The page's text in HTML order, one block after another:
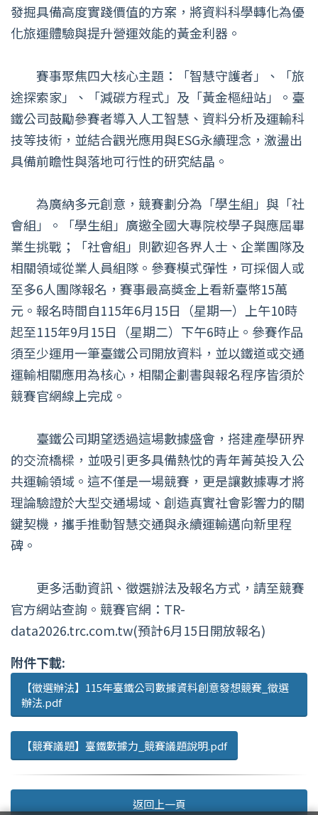
發掘具備高度實踐價值的方案，將資料科學轉化為優
化旅運體驗與提升營運效能的黃金利器。
賽事聚焦四大核心主題：「智慧守護者」、「旅
途探索家」、「減碳方程式」及「黃金樞紐站」。臺
鐵公司鼓勵參賽者導入人工智慧、資料分析及運輸科
技等技術，並結合觀光應用與ESG永續理念，激盪出
具備前瞻性與落地可行性的研究結晶。
為廣納多元創意，競賽劃分為「學生組」與「社
會組」。「學生組」廣邀全國大專院校學子與應屆畢
業生挑戰；「社會組」則歡迎各界人士、企業團隊及
相關領域從業人員組隊。參賽模式彈性，可採個人或
至多6人團隊報名，賽事最高獎金上看新臺幣15萬
元。報名時間自115年6月15日（星期一）上午10時
起至115年9月15日（星期二）下午6時止。參賽作品
須至少運用一筆臺鐵公司開放資料，並以鐵道或交通
運輸相關應用為核心，相關企劃書與報名程序皆須於
競賽官網線上完成。
臺鐵公司期望透過這場數據盛會，搭建產學研界
的交流橋樑，並吸引更多具備熱忱的青年菁英投入公
共運輸領域。這不僅是一場競賽，更是讓數據專才將
理論驗證於大型交通場域、創造真實社會影響力的關
鍵契機，攜手推動智慧交通與永續運輸邁向新里程
碑。
更多活動資訊、徵選辦法及報名方式，請至競賽
官方網站查詢。競賽官網：TR-
data2026.trc.com.tw(預計6月15日開放報名)
附件下載:
【徵選辦法】115年臺鐵公司數據資料創意發想競賽_徵選
辦法.pdf
【競賽議題】臺鐵數據力_競賽議題說明.pdf
返回上一頁